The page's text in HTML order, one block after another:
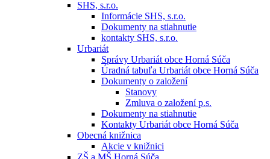
SHS, s.r.o.
Informácie SHS, s.r.o.
Dokumenty na stiahnutie
kontakty SHS, s.r.o.
Urbariát
Správy Urbariát obce Horná Súča
Úradná tabuľa Urbariát obce Horná Súča
Dokumenty o založení
Stanovy
Zmluva o založení p.s.
Dokumenty na stiahnutie
Kontakty Urbariát obce Horná Súča
Obecná knižnica
Akcie v knižnici
ZŠ a MŠ Horná Súča